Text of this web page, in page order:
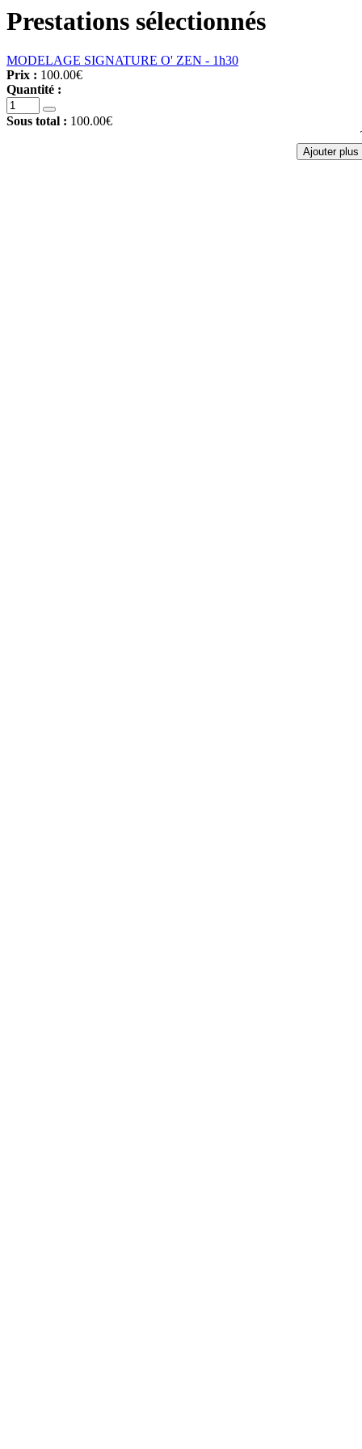
Prestations sélectionnés
MODELAGE SIGNATURE O' ZEN - 1h30
Prix : 100.00€
Quantité :
Sous total : 100.00€
Ajouter plus